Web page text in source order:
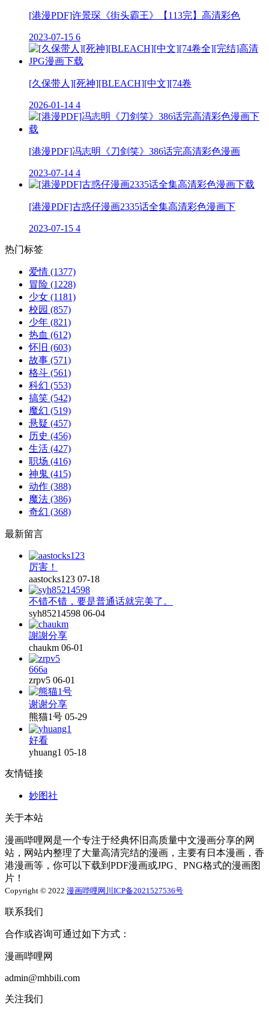
[港漫PDF]许景琛《街头霸王》【113完】高清彩色
2023-07-15 6
[久保带人][死神][BLEACH][中文][74卷
2026-01-14 4
[港漫PDF]冯志明《刀剑笑》386话完高清彩色漫画
2023-07-14 4
[港漫PDF]古惑仔漫画2335话全集高清彩色漫画下
2023-07-15 4
热门标签
爱情 (1377)
冒险 (1228)
少女 (1181)
校园 (857)
少年 (821)
热血 (612)
怀旧 (603)
故事 (571)
格斗 (561)
科幻 (553)
搞笑 (542)
魔幻 (519)
悬疑 (457)
历史 (456)
生活 (427)
职场 (416)
神鬼 (415)
动作 (388)
魔法 (386)
奇幻 (368)
最新留言
厉害！
aastocks123 07-18
不错不错，要是普通话就完美了。
syh85214598 06-04
謝謝分享
chaukm 06-01
666a
zrpv5 06-01
谢谢分享
熊猫1号 05-29
好看
yhuang1 05-18
友情链接
妙图社
关于本站
漫画哔哩网是一个专注于经典怀旧高质量中文漫画分享的网
站，网站内整理了大量高清完结的漫画，主要有日本漫画，香
港漫画等，你可以下载到PDF漫画或JPG、PNG格式的漫画图
片！
Copyright © 2022 漫画哔哩网 川ICP备2021527536号
联系我们
合作或咨询可通过如下方式：
漫画哔哩网
admin@mhbili.com
关注我们